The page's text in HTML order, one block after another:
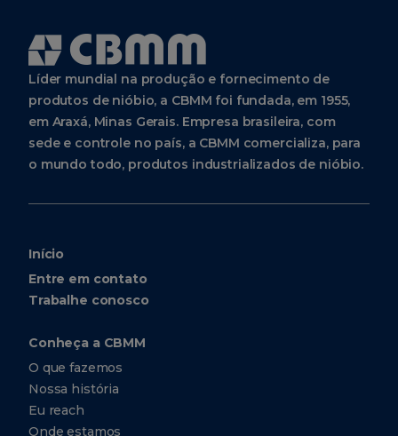
Líder mundial na produção e fornecimento de
produtos de nióbio, a CBMM foi fundada, em 1955,
em Araxá, Minas Gerais. Empresa brasileira, com
sede e controle no país, a CBMM comercializa, para
o mundo todo, produtos industrializados de nióbio.
Início
Entre em contato
Trabalhe conosco
Conheça a CBMM
O que fazemos
Nossa história
Eu reach
Onde estamos